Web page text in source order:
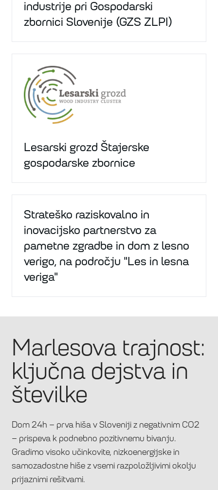
industrije pri Gospodarski
zbornici Slovenije (GZS ZLPI)
Lesarski grozd Štajerske
gospodarske zbornice
Strateško raziskovalno in
inovacijsko partnerstvo za
pametne zgradbe in dom z lesno
verigo, na področju "Les in lesna
veriga"
Marlesova trajnost:
ključna dejstva in
številke
Dom 24h – prva hiša v Sloveniji z negativnim CO2
– prispeva k podnebno pozitivnemu bivanju.
Gradimo visoko učinkovite, nizkoenergijske in
samozadostne hiše z vsemi razpoložljivimi okolju
prijaznimi rešitvami.